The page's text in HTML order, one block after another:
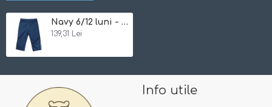
fara formaldehida, AZO
- prietenos cu apa
Material:100% polyester, fara AZO, formaldehida, etc
Marimi:
Navy 6/12 luni - Pantaloni tehnici SPF50+ Breatheasy Stay Cool Green Sprouts by iPlay
139,31 Lei
Info utile